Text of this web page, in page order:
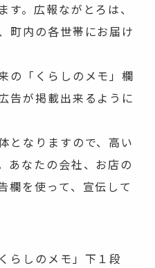
。広報ながとろは、
町内の各世帯にお届け
の「くらしのメモ」欄
告が掲載出来るように
となりますので、高い
あなたの会社、お店の
欄を使って、宣伝して
らしのメモ」下１段